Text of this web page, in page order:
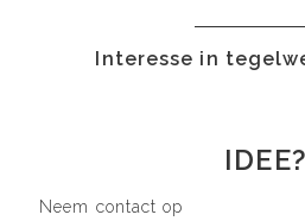
Interesse in
IDEE?
Neem contact op